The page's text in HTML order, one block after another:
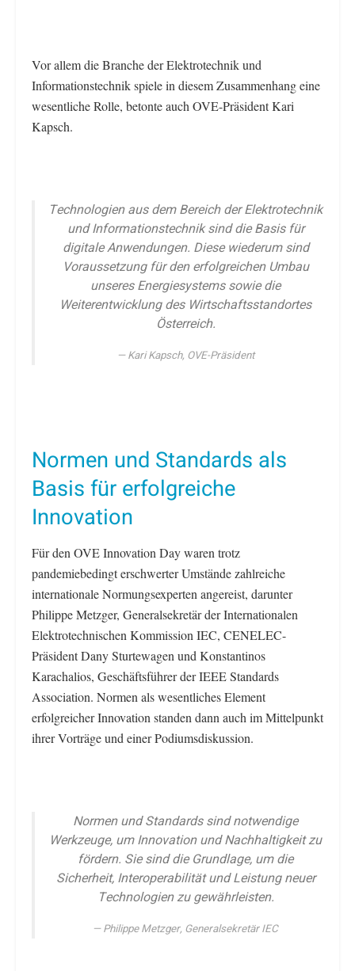
Vor allem die Branche der Elektrotechnik und
Informationstechnik spiele in diesem Zusammenhang eine
wesentliche Rolle, betonte auch OVE-Präsident Kari
Kapsch.
Technologien aus dem Bereich der Elektrotechnik
und Informationstechnik sind die Basis für
digitale Anwendungen. Diese wiederum sind
Voraussetzung für den erfolgreichen Umbau
unseres Energiesystems sowie die
Weiterentwicklung des Wirtschaftsstandortes
Österreich.
Kari Kapsch, OVE-Präsident
Normen und Standards als
Basis für erfolgreiche
Innovation
Für den OVE Innovation Day waren trotz
pandemiebedingt erschwerter Umstände zahlreiche
internationale Normungsexperten angereist, darunter
Philippe Metzger, Generalsekretär der Internationalen
Elektrotechnischen Kommission IEC, CENELEC-
Präsident Dany Sturtewagen und Konstantinos
Karachalios, Geschäftsführer der IEEE Standards
Association. Normen als wesentliches Element
erfolgreicher Innovation standen dann auch im Mittelpunkt
ihrer Vorträge und einer Podiumsdiskussion.
Normen und Standards sind notwendige
Werkzeuge, um Innovation und Nachhaltigkeit zu
fördern. Sie sind die Grundlage, um die
Sicherheit, Interoperabilität und Leistung neuer
Technologien zu gewährleisten.
Philippe Metzger, Generalsekretär IEC